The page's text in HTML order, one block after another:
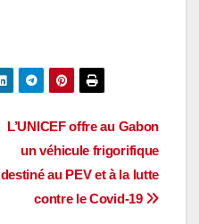
L’UNICEF offre au Gabon
un véhicule frigorifique
destiné au PEV et à la lutte
contre le Covid-19